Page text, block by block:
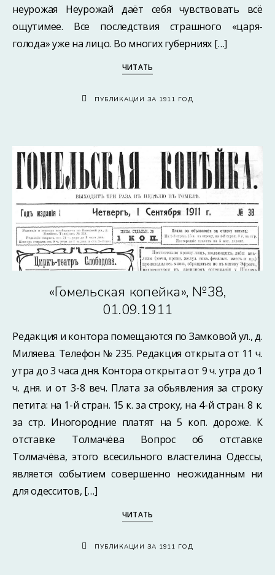
неурожая Неурожай даёт себя чувствовать всё
ощутимее. Все последствия страшного «царя-
голода» уже на лицо. Во многих губерниях […]
ЧИТАТЬ
ПУБЛИКАЦИИ ЗА 1911 ГОД
«Гомельская копейка», №38,
01.09.1911
Редакция и контора помещаются по Замковой ул., д.
Миляева. Телефон № 235. Редакция открыта от 11 ч.
утра до 3 часа дня. Контора открыта от 9 ч. утра до 1
ч. дня. и от 3-8 веч. Плата за обьявления за строку
петита: на 1-й стран. 15 к. за строку, на 4-й стран. 8 к.
за стр. Иногородние платят на 5 коп. дороже. К
отставке Толмачёва Вопрос об отставке
Толмачёва, этого всесильного властелина Одессы,
является событием совершенно неожиданным ни
для одесситов, […]
ЧИТАТЬ
ПУБЛИКАЦИИ ЗА 1911 ГОД